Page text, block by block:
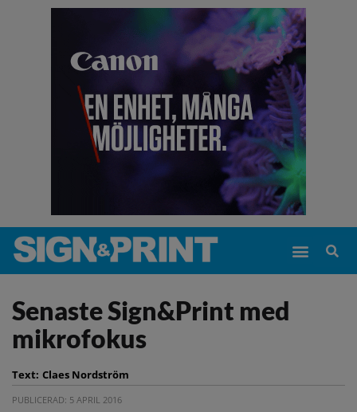
Senaste Sign&Print med
mikrofokus
Text: Claes Nordström
PUBLICERAD: 5 APRIL 2016